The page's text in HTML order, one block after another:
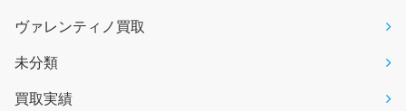
ヴァレンティノ買取
未分類
買取実績